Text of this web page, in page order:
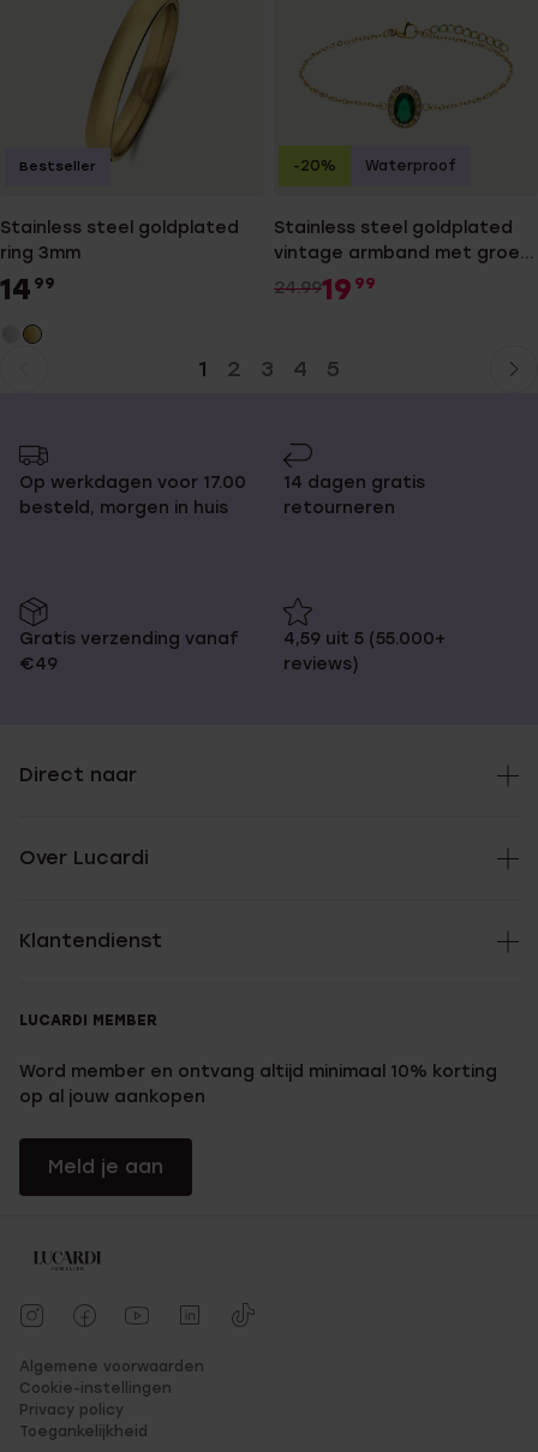
Stainless steel goldplated
ring 3mm
14 99
Bestseller
Stainless steel goldplated
vintage armband met groen
zirkonia
24.9919 99
-20% Waterproof
1 2 3 4 5
Op werkdagen voor 17.00
besteld, morgen in huis
14 dagen gratis
retourneren
Gratis verzending vanaf
€49
4,59 uit 5 (55.000+
reviews)
Direct naar
Over Lucardi
Klantendienst
LUCARDI MEMBER
Word member en ontvang altijd minimaal 10% korting
op al jouw aankopen
Meld je aan
Algemene voorwaarden
Cookie-instellingen
Privacy policy
Toegankelijkheid